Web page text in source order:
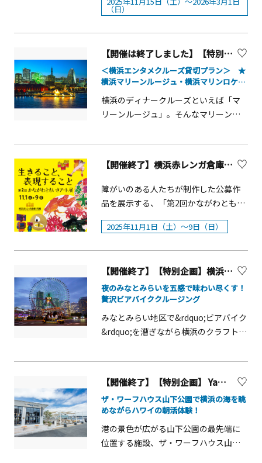
19：108月4日（火）18：00～18：
会】概要川崎競馬場のステージ上でカ
ラオケ大会を開催します。お子様から
大人まで参加できます。■開催日：8月
4日（火）■時間：19：15～20：15■
場所：サンサン広場 ステージ■料
～18：40■＜抽選実施時間＞ 18：45～
崎競馬場】概要川崎競馬場の大型ビジ
ョンで映画を上映します。幅広い世代
に人気の3作品を芝生の広場で無料で鑑
賞できます。■会場：川崎競馬場 内
馬場芝生広場■入場料：無料■開催日
時：&nbsp;8月4日（火）&nbsp;開場
17:15/上映開始19:15 （予定）■上映作
品：【吹替】「 映画 すみっコぐらし 空
間8分）※荒天中止※競馬場の駐車場は
利用できません 。このあとの上映予定9
ブル ファイナル ・ レコニング 」 2025
年10月31日（土）「 カンフーパンダ 4
流チームの演舞披露 ○ 旗士たち共
演・観客も参加できる「総踊り」の実
施 ○ 小学生が自由に参加できる「運
動会で横浜い～じゃん踊ったよ！」コ
ーナー ○ 観客による「個人賞」の選
出 ○ フォトコンテストの開催■ 主
催：横浜よさこい祭り実行委員会■ 共
催：神奈川よさこい組織委員会
催されます。素敵な音楽や多彩なイベ
族やご友人、大切な方々と一緒にお過
ごしください。イルミネーション概要
■開催期間：2025年11月6日（木）～
2026年2月8日（日）■点灯時間：
16:00～23:00 ※点灯時間及び実施範
い歩道橋、グランモール公園、帆船日
■全長：約1.5km■電球総数：LED約
25万球(ブルー、ゴールド、ホワイト)■
主催：ヨコハマミライト実行委員会■
共催：横浜市西区■後援：横浜市都市
整備局 ヨコハマミライト 2025 各種関
連イベント＜～Music Port YOKOHAMA
presents～ Holy Night Symphony in
みなとみらい＞視覚と聴覚で楽しむ、
Night Symphony in みなとみらい」が
開催されます。音声ARアプリ
し、「ヨコハマミライト」エリア中の
特定の各スポットを訪れると位置情報
を基調とした幻想的なイルミネーショ
ュージシャンによるクリスマスソング
の演奏と共に、声優・俳優として活躍
イルミネーション企画として、イルカ
ロした没入型ナイトパフォーマンス
「LIGHTIA～七色のキセキ～」が毎夜
わった「LIGHTIA～七色のキセキ～」
誕生・歴史・つながりを描きながら、
命の調和と未来の希望につなぐ&ldquo;
カたちが時空を超える壮大な物語を表
現したパフォーマンスです。映像・
カ、トレーナー、視覚演出の３つがト
ライアングルを形成するようにシンク
ロし、イルカと多様な光の色の世界か
ら覚めることのない、圧倒的な20分間
「LIGHTIA～七色のキセキ～」をイメ
ージした大型のイルミネーションオブ
ジェを設置し、「LIGHTIA～七色のキ
セキ～」の世界観を演出いたします。
多様な光の色の世界観を演出した大型
ミネーションをご堪能ください。
「LIGHTIA～七色のキセキ～」■開催
日時2025年11月15日（土）～2026年2
月28日（土）17：30～2026年3月1日
（日）18：30～※各回約20分間■場
（日）
【開催は終了しました】【特別企画】横浜マリーンルージュ貸切ナイトショープラン
＜横浜エンタメクルーズ貸切プラン＞ ★
横浜マリーンルージュ・横浜マリンロケッ
横浜のディナークルーズといえば「マ
リーンルージュ」。そんなマリーンル
ーレストラン「マリンロケット」がコ
ージュの船内でマリンロケットのショ
ーが楽しめる、団体様向け平日限定の
スペシャルディナークルーズプランが
的なお食事の数々。料理長おすすめの
ージュ２Fのセレッソを貸切にてご用意
いたします。（最大66名様まで利用可
能）もちろん、ショーとお食事を楽し
んだあとは、船内最上階のデッキにて
等の夜景がお楽しみいただけます。会
社の忘年会・新年会、ご招待会等で是
ださい！ 【料金】お一人様 18,000円
（税込） ＜最低40名様～66名様まで＞
【休業日】土・日・祝日および年末年
始（12月31日～1月5日）
【開催終了】横浜赤レンガ倉庫「第2回 かながわともいきアート展～生きること、表現すること～」
障がいのある人たちが制作した公募作
品を展示する、「第2回かながわともい
きアート展」が今年も横浜赤レンガ倉
庫で開催されます。神奈川県では、障
章」の理念のもと県内各所で作品展示
等に取り組んできました。昨年初め
て、より多くの人々に作品の魅力を伝
えるため規模を拡大して同展を開催
し、来場者に驚きと感動を与えまし
に展示。選考を通過した約120点の公募
作品とこれまで取組にご協力いただい
た県内の障害福祉サービス事業所9団体
の利用者の代表作約80点の200点を超え
る作品が鑑賞できます。会期中は、誰
2025年11月1日（土）～9日（日）
【開催終了】【特別企画】横浜名産のおつまみ付き ビアバイクナイトクルージング
夜のみなとみらいを五感で味わい尽くす！
贅沢ビアバイククルージング
みなとみらい地区で&rdquo;ビアバイク
&rdquo;を漕ぎながら横浜のクラフトビ
画が登場！ナイトタイムの夜便は、み
ンです。※おつまみの中身は当日まで
のお楽しみ！※お車および自転車のド
ライバーの方は飲酒はお控えください
※本イベントは終了いたしました。
（別イベントを企画中 詳細が決まり
【開催終了】【特別企画】 Yamashita Park Life Hawaii 体験 ～山下公園のワーフハウスでハワイの朝を感じる体験を～
ザ・ワーフハウス山下公園で横浜の海を眺
めながらハワイの朝活体験！
港の景色が広がる山下公園の最先端に
位置する施設、ザ・ワーフハウス山下